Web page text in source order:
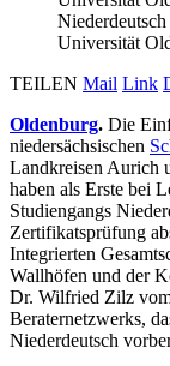
Universität
TEILEN Mail Link
Oldenburg. Die
niedersächsischen
Landkreisen Aurich
haben als Erste bei
Studiengangs
Zertifikatsprüfung
Integrierten
Wallhöfen und der
Dr. Wilfried Zilz
Beraternetzwerks,
Niederdeutsch